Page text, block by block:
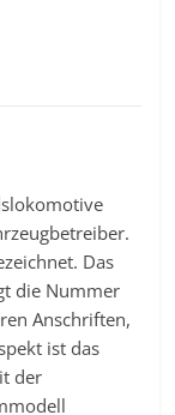
Das
die Nummer
Anschriften,
ist das
der